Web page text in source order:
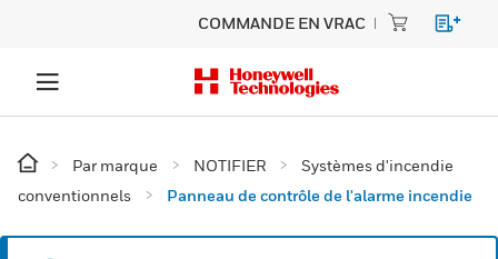
COMMANDE EN VRAC
Par marque NOTIFIER
Systèmes d'incendie
conventionnels
Panneau de contrôle de l'alarme incendie